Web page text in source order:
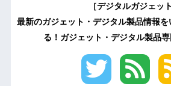
［デジタルガジェット
最新のガジェット・デジタル製品情報
る！ガジェット・デジタル製品